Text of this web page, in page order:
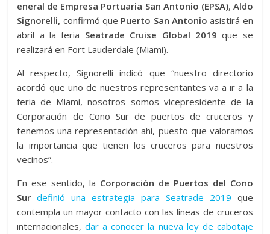
eneral de Empresa Portuaria San Antonio (EPSA), Aldo
Signorelli, confirmó que Puerto San Antonio asistirá en
abril a la feria Seatrade Cruise Global 2019 que se
realizará en Fort Lauderdale (Miami).
Al respecto, Signorelli indicó que “nuestro directorio
acordó que uno de nuestros representantes va a ir a la
feria de Miami, nosotros somos vicepresidente de la
Corporación de Cono Sur de puertos de cruceros y
tenemos una representación ahí, puesto que valoramos
la importancia que tienen los cruceros para nuestros
vecinos”.
En ese sentido, la Corporación de Puertos del Cono
Sur definió una estrategia para Seatrade 2019 que
contempla un mayor contacto con las líneas de cruceros
internacionales, dar a conocer la nueva ley de cabotaje